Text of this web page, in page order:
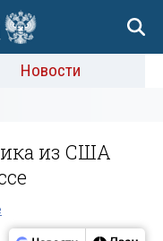
Новости
из США